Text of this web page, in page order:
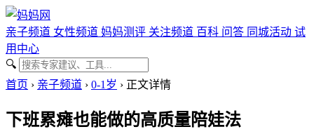
亲子频道 女性频道 妈妈测评 关注频道 百科 问答 同城活动 试
用中心
🔍
首页 › 亲子频道 › 0-1岁 › 正文详情
下班累瘫也能做的高质量陪娃法